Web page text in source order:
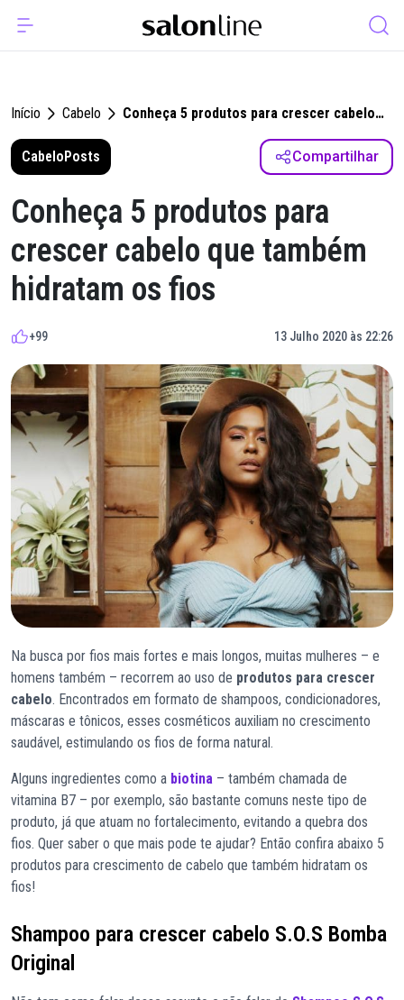
Início Cabelo
Conheça 5 produtos para crescer cabelo
que também hidratam os fios
CabeloPosts Compartilhar
Conheça 5 produtos para
crescer cabelo que também
hidratam os fios
+99 13 Julho 2020 às 22:26
Na busca por fios mais fortes e mais longos, muitas mulheres – e
homens também – recorrem ao uso de produtos para crescer
cabelo. Encontrados em formato de shampoos, condicionadores,
máscaras e tônicos, esses cosméticos auxiliam no crescimento
saudável, estimulando os fios de forma natural.
Alguns ingredientes como a biotina – também chamada de
vitamina B7 – por exemplo, são bastante comuns neste tipo de
produto, já que atuam no fortalecimento, evitando a quebra dos
fios. Quer saber o que mais pode te ajudar? Então confira abaixo 5
produtos para crescimento de cabelo que também hidratam os
fios!
Shampoo para crescer cabelo S.O.S Bomba
Original